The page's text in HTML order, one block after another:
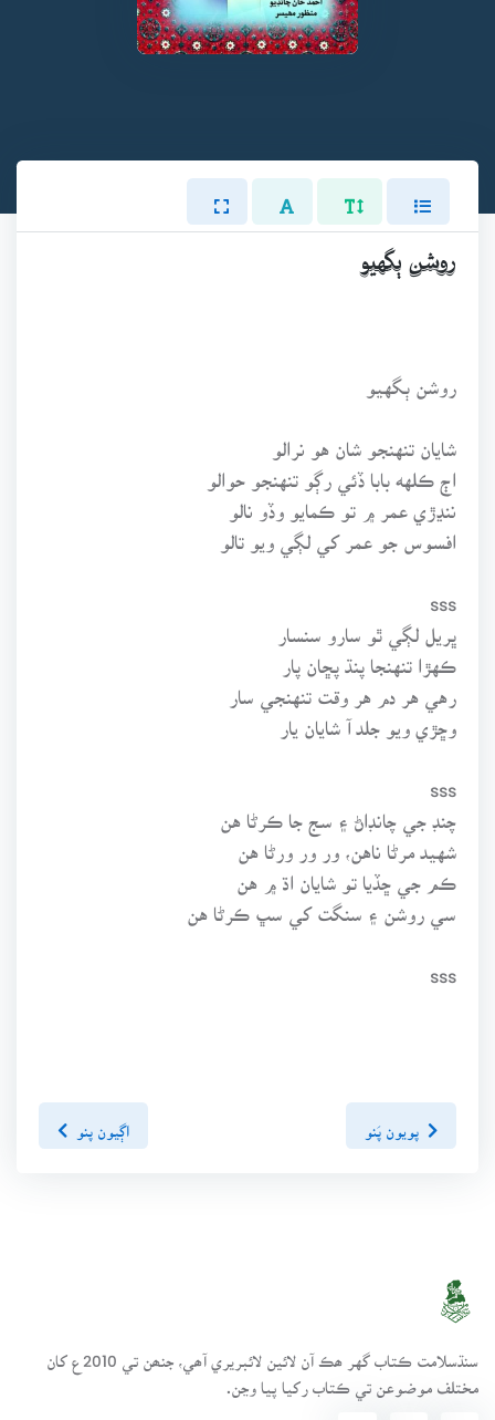
روشن ٻگهيو
روشن ٻگهيو
شايان تنهنجو شان هو نرالو
اڄ ڪلهه بابا ڏئي رڳو تنهنجو حوالو
ننڍڙي عمر ۾ تو ڪمايو وڏو نالو
افسوس جو عمر کي لڳي ويو تالو
ڀريل لڳي ٿو سارو سنسار
ڪهڙا تنهنجا پنڌ پڇان پار
رهي هر دم هر وقت تنهنجي سار
وڇڙي ويو جلد آ شايان يار
چنڊ جي چانڊاڻ ۽ سج جا ڪرڻا هن
شهيد مرڻا ناهن، ور ور ورڻا هن
ڪم جي ڇڏيا تو شايان اڌ ۾ هن
سي روشن ۽ سنگت کي سڀ ڪرڻا هن
پويون پَنو اڳيون پنو
سنڌسلامت ڪتاب گهر ھڪ آن لائين لائبريري آھي، جنھن تي 2010ع کان
مختلف موضوعن تي ڪتاب رکيا پيا وڃن.